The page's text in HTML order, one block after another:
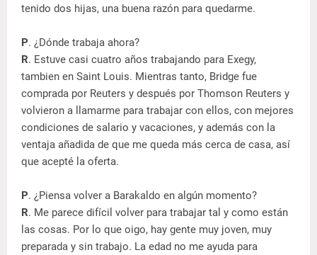
tenido dos hijas, una buena razón para quedarme.
P. ¿Dónde trabaja ahora?
R. Estuve casi cuatro años trabajando para Exegy,
tambien en Saint Louis. Mientras tanto, Bridge fue
comprada por Reuters y después por Thomson Reuters y
volvieron a llamarme para trabajar con ellos, con mejores
condiciones de salario y vacaciones, y además con la
ventaja añadida de que me queda más cerca de casa, así
que acepté la oferta.
P. ¿Piensa volver a Barakaldo en algún momento?
R. Me parece difícil volver para trabajar tal y como están
las cosas. Por lo que oigo, hay gente muy joven, muy
preparada y sin trabajo. La edad no me ayuda para